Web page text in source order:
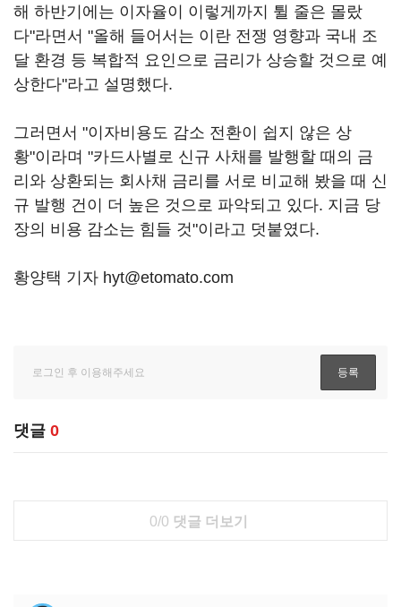
해 하반기에는 이자율이 이렇게까지 튈 줄은 몰랐
다"라면서 "올해 들어서는 이란 전쟁 영향과 국내 조
달 환경 등 복합적 요인으로 금리가 상승할 것으로 예
상한다"라고 설명했다.
그러면서 "이자비용도 감소 전환이 쉽지 않은 상
황"이라며 "카드사별로 신규 사채를 발행할 때의 금
리와 상환되는 회사채 금리를 서로 비교해 봤을 때 신
규 발행 건이 더 높은 것으로 파악되고 있다. 지금 당
장의 비용 감소는 힘들 것"이라고 덧붙였다.
황양택 기자 hyt@etomato.com
댓글 0
0/0 댓글 더보기